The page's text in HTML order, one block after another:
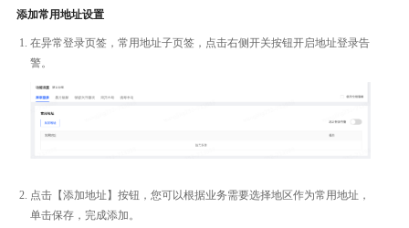
添加常用地址设置
在异常登录页签，常用地址子页签，点击右侧开关按钮开启地址登录告
警。
点击【添加地址】按钮，您可以根据业务需要选择地区作为常用地址，
单击保存，完成添加。